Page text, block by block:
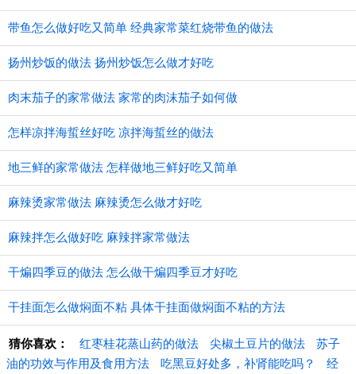
带鱼怎么做好吃又简单 经典家常菜红烧带鱼的做法
扬州炒饭的做法 扬州炒饭怎么做才好吃
肉末茄子的家常做法 家常的肉沫茄子如何做
怎样凉拌海蜇丝好吃 凉拌海蜇丝的做法
地三鲜的家常做法 怎样做地三鲜好吃又简单
麻辣烫家常做法 麻辣烫怎么做才好吃
麻辣拌怎么做好吃 麻辣拌家常做法
干煸四季豆的做法 怎么做干煸四季豆才好吃
干挂面怎么做焖面不粘 具体干挂面做焖面不粘的方法
猜你喜欢： 红枣桂花蒸山药的做法 尖椒土豆片的做法
苏子
油的功效与作用及食用方法
吃黑豆好处多，补肾能吃吗？ 经